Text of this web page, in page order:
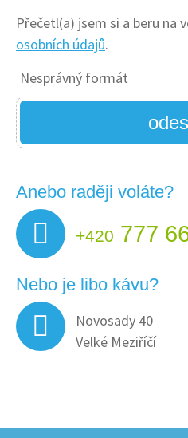
Přečetl(a) jsem si a beru na
osobních údajů.
Nesprávný formát
Anebo raději voláte?
+420 777
Nebo je libo kávu?
Novosady 40
Velké Meziříčí